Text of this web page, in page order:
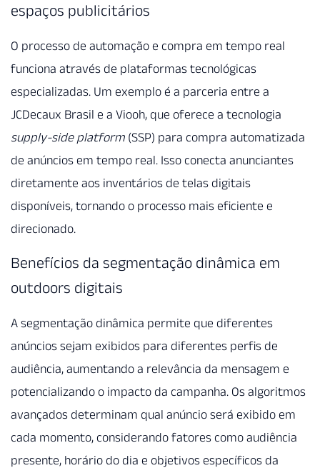
espaços publicitários
O processo de automação e compra em tempo real
funciona através de plataformas tecnológicas
especializadas. Um exemplo é a parceria entre a
JCDecaux Brasil e a Viooh, que oferece a tecnologia
supply-side platform (SSP) para compra automatizada
de anúncios em tempo real. Isso conecta anunciantes
diretamente aos inventários de telas digitais
disponíveis, tornando o processo mais eficiente e
direcionado.
Benefícios da segmentação dinâmica em
outdoors digitais
A segmentação dinâmica permite que diferentes
anúncios sejam exibidos para diferentes perfis de
audiência, aumentando a relevância da mensagem e
potencializando o impacto da campanha. Os algoritmos
avançados determinam qual anúncio será exibido em
cada momento, considerando fatores como audiência
presente, horário do dia e objetivos específicos da